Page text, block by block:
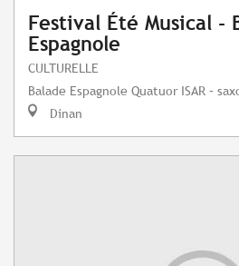
Festival Été Musical -
Espagnole
CULTURELLE
Balade Espagnole Quatuor ISAR –
Dinan